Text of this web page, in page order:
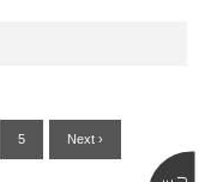
5 Next ›